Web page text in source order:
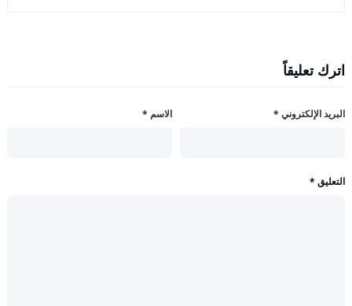
اترك تعليقاً
الاسم * البريد الإلكتروني *
التعليق *